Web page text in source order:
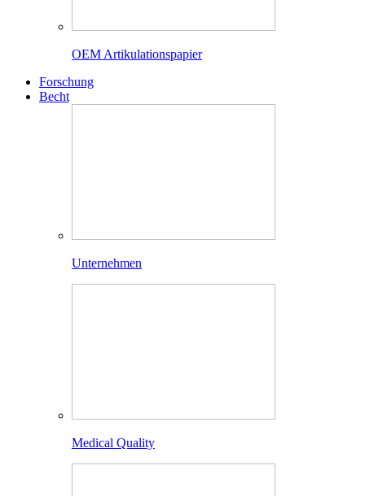
OEM Artikulationspapier
Forschung
Becht
Unternehmen
Medical Quality